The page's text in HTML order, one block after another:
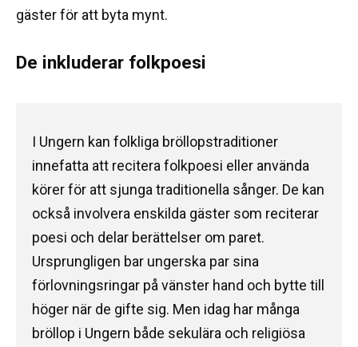
gäster för att byta mynt.
De inkluderar folkpoesi
I Ungern kan folkliga bröllopstraditioner
innefatta att recitera folkpoesi eller använda
körer för att sjunga traditionella sånger. De kan
också involvera enskilda gäster som reciterar
poesi och delar berättelser om paret.
Ursprungligen bar ungerska par sina
förlovningsringar på vänster hand och bytte till
höger när de gifte sig. Men idag har många
bröllop i Ungern både sekulära och religiösa